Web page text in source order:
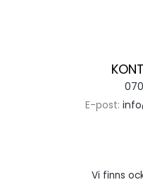
E-post:
Vi finns